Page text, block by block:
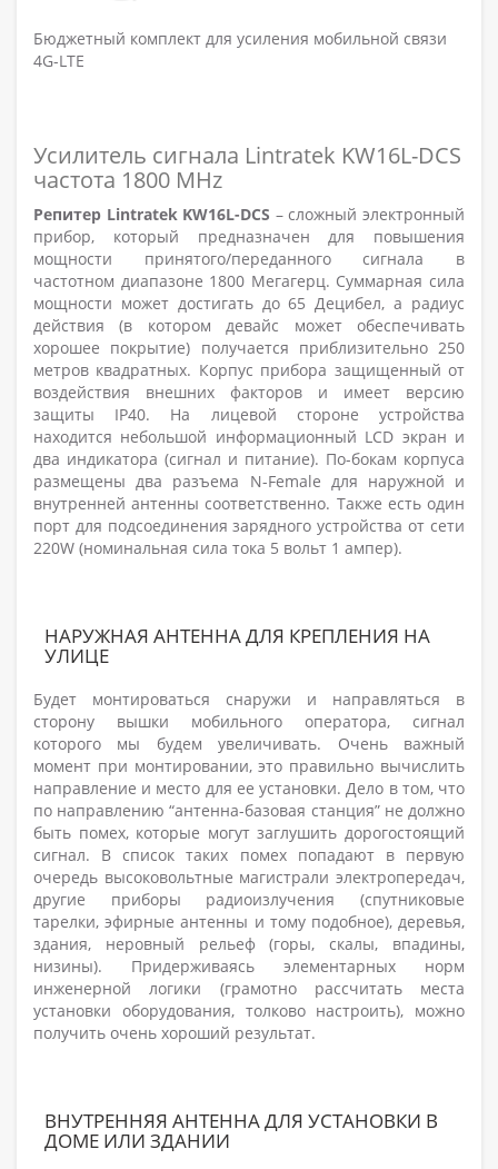
Бюджетный комплект для усиления мобильной связи
4G-LTE
Усилитель сигнала Lintratek KW16L-DCS
частота 1800 MHz
Репитер Lintratek KW16L-DCS – сложный электронный
прибор, который предназначен для повышения
мощности принятого/переданного сигнала в
частотном диапазоне 1800 Мегагерц. Суммарная сила
мощности может достигать до 65 Децибел, а радиус
действия (в котором девайс может обеспечивать
хорошее покрытие) получается приблизительно 250
метров квадратных. Корпус прибора защищенный от
воздействия внешних факторов и имеет версию
защиты IP40. На лицевой стороне устройства
находится небольшой информационный LCD экран и
два индикатора (сигнал и питание). По-бокам корпуса
размещены два разъема N-Female для наружной и
внутренней антенны соответственно. Также есть один
порт для подсоединения зарядного устройства от сети
220W (номинальная сила тока 5 вольт 1 ампер).
НАРУЖНАЯ АНТЕННА ДЛЯ КРЕПЛЕНИЯ НА
УЛИЦЕ
Будет монтироваться снаружи и направляться в
сторону вышки мобильного оператора, сигнал
которого мы будем увеличивать. Очень важный
момент при монтировании, это правильно вычислить
направление и место для ее установки. Дело в том, что
по направлению “антенна-базовая станция” не должно
быть помех, которые могут заглушить дорогостоящий
сигнал. В список таких помех попадают в первую
очередь высоковольтные магистрали электропередач,
другие приборы радиоизлучения (спутниковые
тарелки, эфирные антенны и тому подобное), деревья,
здания, неровный рельеф (горы, скалы, впадины,
низины). Придерживаясь элементарных норм
инженерной логики (грамотно рассчитать места
установки оборудования, толково настроить), можно
получить очень хороший результат.
ВНУТРЕННЯЯ АНТЕННА ДЛЯ УСТАНОВКИ В
ДОМЕ ИЛИ ЗДАНИИ